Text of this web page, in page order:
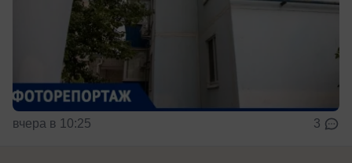
вчера в 10:25 3